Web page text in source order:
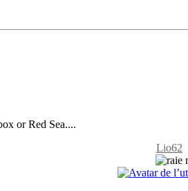
or Red Sea....
Lio62